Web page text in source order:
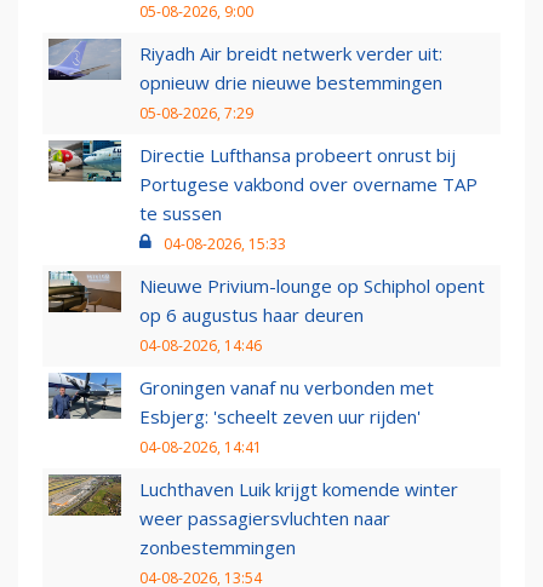
05-08-2026, 9:00
Riyadh Air breidt netwerk verder uit:
opnieuw drie nieuwe bestemmingen
05-08-2026, 7:29
Directie Lufthansa probeert onrust bij
Portugese vakbond over overname TAP
te sussen
04-08-2026, 15:33
Nieuwe Privium-lounge op Schiphol opent
op 6 augustus haar deuren
04-08-2026, 14:46
Groningen vanaf nu verbonden met
Esbjerg: 'scheelt zeven uur rijden'
04-08-2026, 14:41
Luchthaven Luik krijgt komende winter
weer passagiersvluchten naar
zonbestemmingen
04-08-2026, 13:54